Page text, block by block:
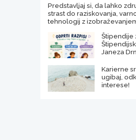
Predstavljaj si, da lahko
strast do raziskovanja,
tehnologij z
Štipendije
Janeza
Karierne
ugibaj,
interese!